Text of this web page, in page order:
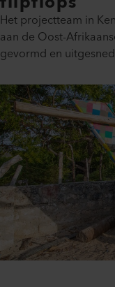
Het projectteam in
aan de Oost-
gevormd en